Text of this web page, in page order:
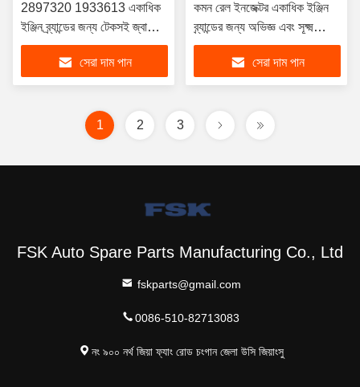
2897320 1933613 একাধিক
ইঞ্জিন ব্র্যান্ডের জন্য টেকসই জ্বালানী
সাধারণ রেল ইনজেক্টর
সেরা দাম পান
কমন রেল ইনজেক্টর একাধিক ইঞ্জিন
ব্র্যান্ডের জন্য অভিজ্ঞ এবং সূক্ষ্ম
কারিগরী
সেরা দাম পান
1 2 3
FSK Auto Spare Parts Manufacturing Co., Ltd
fskparts@gmail.com
0086-510-82713083
নং ৯০০ নর্থ জিয়া ফ্যাং রোড চংগান জেলা উসি জিয়াংসু